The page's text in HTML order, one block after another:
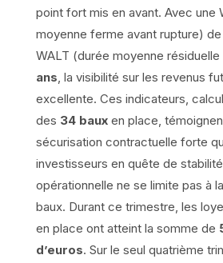
point fort mis en avant. Avec une
moyenne ferme avant rupture) de
WALT (durée moyenne
ans, la visibilité sur les revenus
excellente. Ces indicateurs,
des 34 bauxen place,
sécurisation contractuelle forte
investisseurs en quête de
opérationnelle ne se limite pas à
baux. Durant ce trimestre, les
en place ont atteint la somme de
d’euros. Sur le seul quatrième